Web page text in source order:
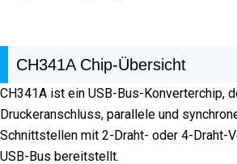
CH341A Chip-Übersicht
CH341A ist ein USB-Bus-Konverterchip,
Druckeranschluss, parallele und
Schnittstellen mit 2-Draht- oder 4-Draht-
USB-Bus bereitstellt.